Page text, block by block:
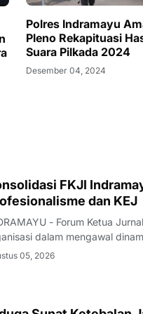
Polres Indramayu
Pleno Rekapituasi
Suara Pilkada 2024
Desember 04, 2024
FKJI
dan KEJ
- Forum Ketua
dalam mengawal
konsolidasi internal
05, 2026